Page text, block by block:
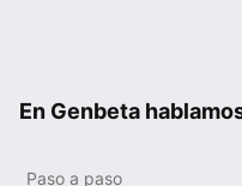
En Genbeta
Paso a paso